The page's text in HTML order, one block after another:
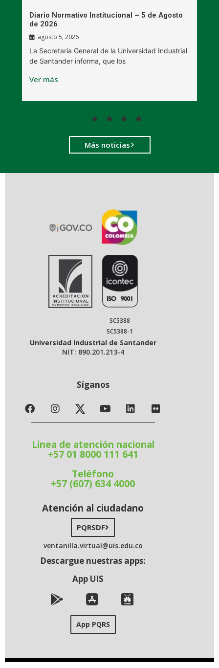
Diario Normativo Institucional – 5 de Agosto
de 2026
agosto 5, 2026
La Secretaría General de la Universidad Industrial
de Santander informa, que los
Ver más
Más noticias